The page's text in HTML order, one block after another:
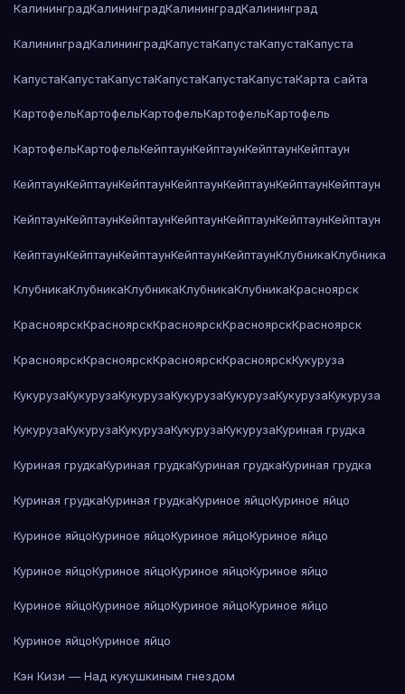
КалининградКалининградКалининградКалининград
КалининградКалининградКапустаКапустаКапустаКапуста
КапустаКапустаКапустаКапустаКапустаКапустаКарта сайта
КартофельКартофельКартофельКартофельКартофель
КартофельКартофельКейптаунКейптаунКейптаунКейптаун
КейптаунКейптаунКейптаунКейптаунКейптаунКейптаунКейптаун
КейптаунКейптаунКейптаунКейптаунКейптаунКейптаунКейптаун
КейптаунКейптаунКейптаунКейптаунКейптаунКлубникаКлубника
КлубникаКлубникаКлубникаКлубникаКлубникаКрасноярск
КрасноярскКрасноярскКрасноярскКрасноярскКрасноярск
КрасноярскКрасноярскКрасноярскКрасноярскКукуруза
КукурузаКукурузаКукурузаКукурузаКукурузаКукурузаКукуруза
КукурузаКукурузаКукурузаКукурузаКукурузаКуриная грудка
Куриная грудкаКуриная грудкаКуриная грудкаКуриная грудка
Куриная грудкаКуриная грудкаКуриное яйцоКуриное яйцо
Куриное яйцоКуриное яйцоКуриное яйцоКуриное яйцо
Куриное яйцоКуриное яйцоКуриное яйцоКуриное яйцо
Куриное яйцоКуриное яйцоКуриное яйцоКуриное яйцо
Куриное яйцоКуриное яйцо
Кэн Кизи — Над кукушкиным гнездом